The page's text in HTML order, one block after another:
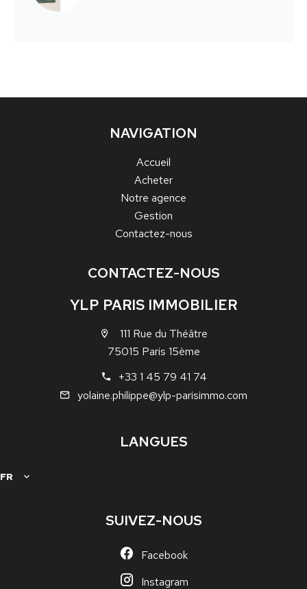
NAVIGATION
Accueil
Acheter
Notre agence
Gestion
Contactez-nous
CONTACTEZ-NOUS
YLP PARIS IMMOBILIER
111 Rue du Théâtre
75015 Paris 15ème
+33 1 45 79 41 74
yolaine.philippe@ylp-parisimmo.com
LANGUES
FR
SUIVEZ-NOUS
Facebook
Instagram